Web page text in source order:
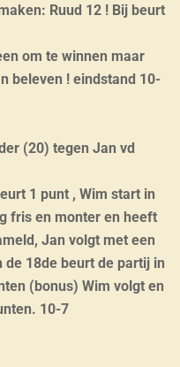
Ruud 12 ! Bij beurt
om te winnen maar
beleven ! eindstand 10-
(20) tegen Jan vd
1 punt , Wim start in
fris en monter en heeft
Jan volgt met een
18de beurt de partij in
(bonus) Wim volgt en
10-7